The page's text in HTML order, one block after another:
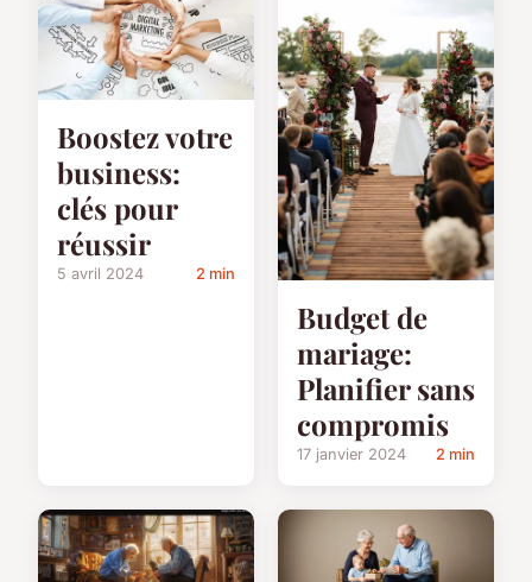
Boostez votre
business:
clés pour
réussir
5 avril 2024 2 min
Budget de
mariage:
Planifier sans
compromis
17 janvier 2024 2 min